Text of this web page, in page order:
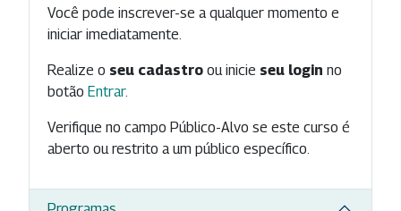
Você pode inscrever-se a qualquer momento e
iniciar imediatamente.
Realize o seu cadastro ou inicie seu login no
botão Entrar.
Verifique no campo Público-Alvo se este curso é
aberto ou restrito a um público específico.